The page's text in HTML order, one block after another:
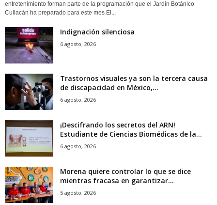
entretenimiento forman parte de la programación que el Jardín Botánico
Culiacán ha preparado para este mes El...
Indignación silenciosa
6 agosto, 2026
Trastornos visuales ya son la tercera causa
de discapacidad en México,...
6 agosto, 2026
¡Descifrando los secretos del ARN!
Estudiante de Ciencias Biomédicas de la...
6 agosto, 2026
Morena quiere controlar lo que se dice
mientras fracasa en garantizar...
5 agosto, 2026